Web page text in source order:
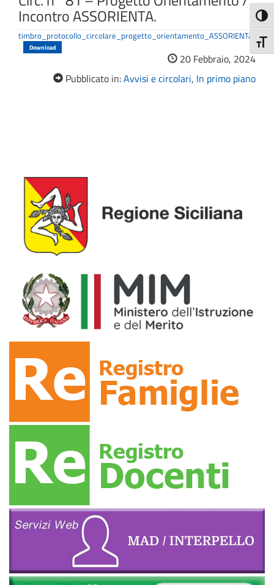
Incontro ASSORIENTA.
timbro_protocollo_circolare_progetto_orientamento_ASSORIENTA
Download
20 Febbraio, 2024
Pubblicato in:Avvisi e circolari, In primo piano